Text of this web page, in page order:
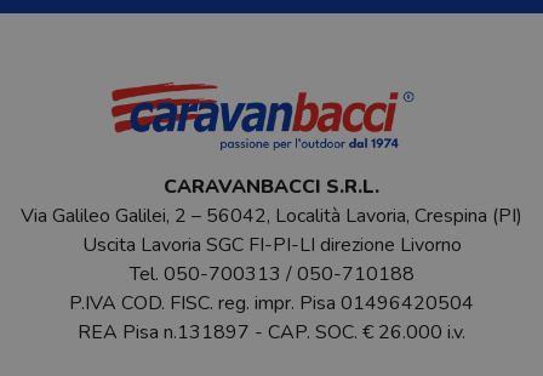
CARAVANBACCI S.R.L.
Via Galileo Galilei, 2 – 56042, Località Lavoria, Crespina (PI)
Uscita Lavoria SGC FI-PI-LI direzione Livorno
Tel. 050-700313 /050-710188
P.IVA COD. FISC. reg. impr. Pisa 01496420504
REA Pisa n.131897 - CAP. SOC. € 26.000 i.v.